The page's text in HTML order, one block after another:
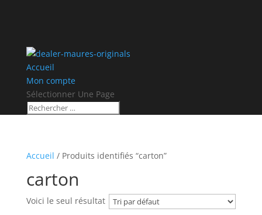
Accueil
Mon compte
Sélectionner Une Page
Accueil / Produits identifiés “carton”
carton
Voici le seul résultat